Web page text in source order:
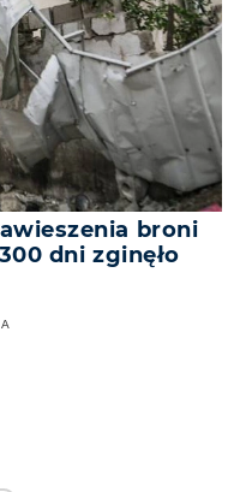
broni
dni zginęło